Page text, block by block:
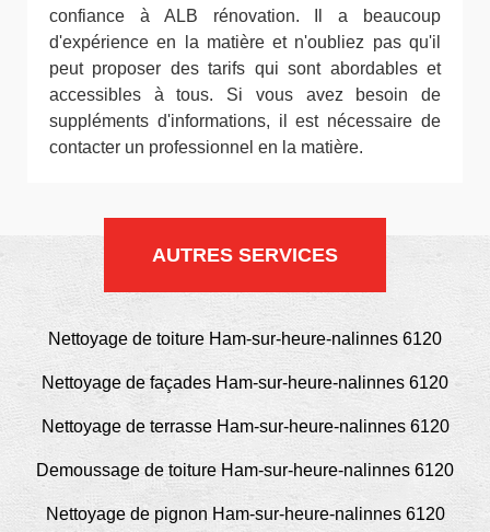
confiance à ALB rénovation. Il a beaucoup
d'expérience en la matière et n'oubliez pas qu'il
peut proposer des tarifs qui sont abordables et
accessibles à tous. Si vous avez besoin de
suppléments d'informations, il est nécessaire de
contacter un professionnel en la matière.
AUTRES SERVICES
Nettoyage de toiture Ham-sur-heure-nalinnes 6120
Nettoyage de façades Ham-sur-heure-nalinnes 6120
Nettoyage de terrasse Ham-sur-heure-nalinnes 6120
Demoussage de toiture Ham-sur-heure-nalinnes 6120
Nettoyage de pignon Ham-sur-heure-nalinnes 6120